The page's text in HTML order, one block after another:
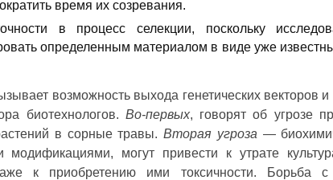
время их созревания.
в процесс селекции, поскольку
определенным материалом в виде уже
возможность выхода генетических векторов
биотехнологов. Во-первых, говорят об угрозе
в сорные травы.Вторая угроза —
модификациями, могут привести к утрате
к приобретению ими токсичности. Борьба с